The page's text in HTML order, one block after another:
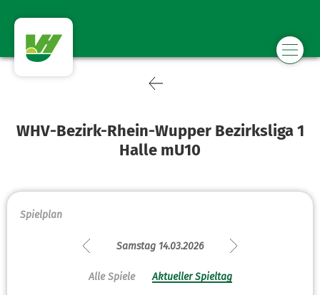
WHV-Bezirk-Rhein-Wupper Bezirksliga 1
Halle mU10
Spielplan
Samstag 14.03.2026
Alle Spiele Aktueller Spieltag